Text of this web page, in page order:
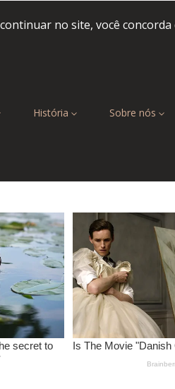
no site, você concorda
História Sobre nós